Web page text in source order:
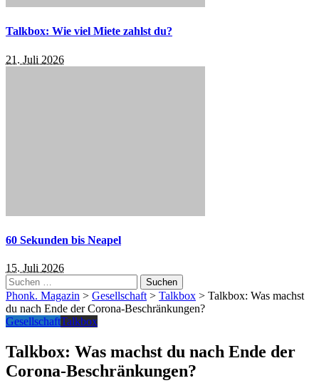
Talkbox: Wie viel Miete zahlst du?
21. Juli 2026
60 Sekunden bis Neapel
15. Juli 2026
Suchen
nach:
Phonk. Magazin > Gesellschaft > Talkbox > Talkbox: Was machst
du nach Ende der Corona-Beschränkungen?
GesellschaftTalkbox
Talkbox: Was machst du nach Ende der
Corona-Beschränkungen?